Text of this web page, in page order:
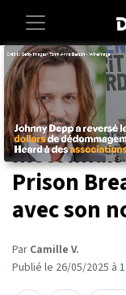
Accueil Entertainment
« Je ne
Dominic
Prison
avec son
Par Camille V.
Publié le 26/05/2025 à